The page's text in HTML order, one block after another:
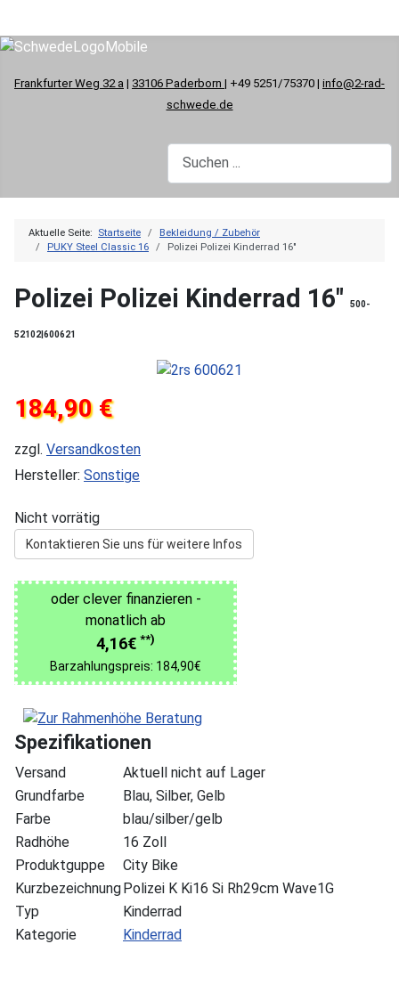
Frankfurter Weg 32 a | 33106 Paderborn | +49 5251/75370 | info@2-rad-
schwede.de
Aktuelle Seite: Startseite
Bekleidung / Zubehör
PUKY Steel Classic 16
Polizei Polizei Kinderrad 16"
Polizei Polizei Kinderrad 16" 500-
52102|600621
184,90 €
zzgl. Versandkosten
Hersteller: Sonstige
Nicht vorrätig
Kontaktieren Sie uns für weitere Infos
oder clever finanzieren -
monatlich ab
4,16€ **)
Barzahlungspreis: 184,90€
Spezifikationen
Versand
Aktuell nicht auf Lager
Grundfarbe
Blau, Silber, Gelb
Farbe
blau/silber/gelb
Radhöhe
16 Zoll
Produktguppe
City Bike
KurzbezeichnungPolizei K Ki16 Si Rh29cm Wave1G
Typ
Kinderrad
Kategorie
Kinderrad